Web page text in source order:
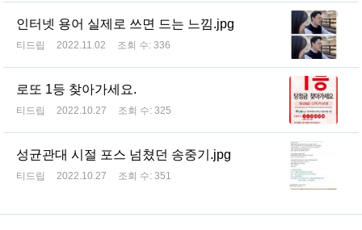
인터넷 용어 실제로 쓰면 드는 느낌.jpg
티드립 2022.11.02 조회 수: 336
로또 1등 찾아가세요.
티드립 2022.10.27 조회 수: 325
성균관대 시절 포스 넘쳤던 송중기.jpg
티드립 2022.10.27 조회 수: 351